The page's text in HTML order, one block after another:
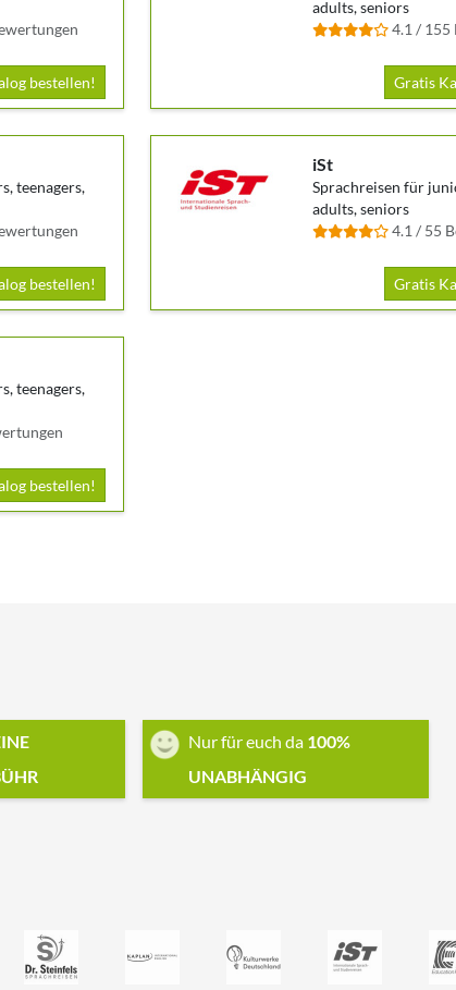
bestellen!
adults, seniors
4.1 / 155
Gratis
teenagers,
bestellen!
iSt
Sprachreisen für
adults, seniors
4.1 / 55
Gratis
teenagers,
bestellen!
Nur für euch da 100%
UNABHÄNGIG